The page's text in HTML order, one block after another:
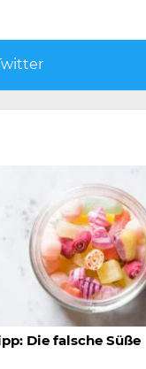
Die falsche Süße